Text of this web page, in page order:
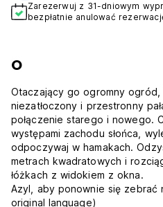
Zarezerwuj z 31-dniowym
bezpłatnie anulować
O
Otaczający go ogromny ogród,
niezatłoczony i przestronny
połączenie starego i nowego.
występami zachodu słońca,
odpoczywaj w hamakach.
metrach kwadratowych i
łóżkach z widokiem z okna.
Azyl, aby ponownie się zebrać
original language)